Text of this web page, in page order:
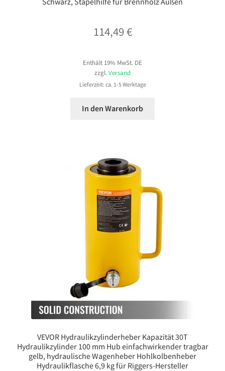
114,49€
Enthält 19% MwSt. DE
zzgl. Versand
Lieferzeit: ca. 1-5 Werktage
In den Warenkorb
VEVOR Hydraulikzylinderheber Kapazität 30T
Hydraulikzylinder 100 mm Hub einfachwirkender tragbar
gelb, hydraulische Wagenheber Hohlkolbenheber
Hydraulikflasche 6,9 kg für Riggers-Hersteller